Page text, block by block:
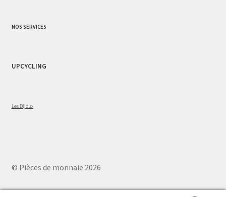
NOS SERVICES
UPCYCLING
Les Bijoux
© Pièces de monnaie 2026